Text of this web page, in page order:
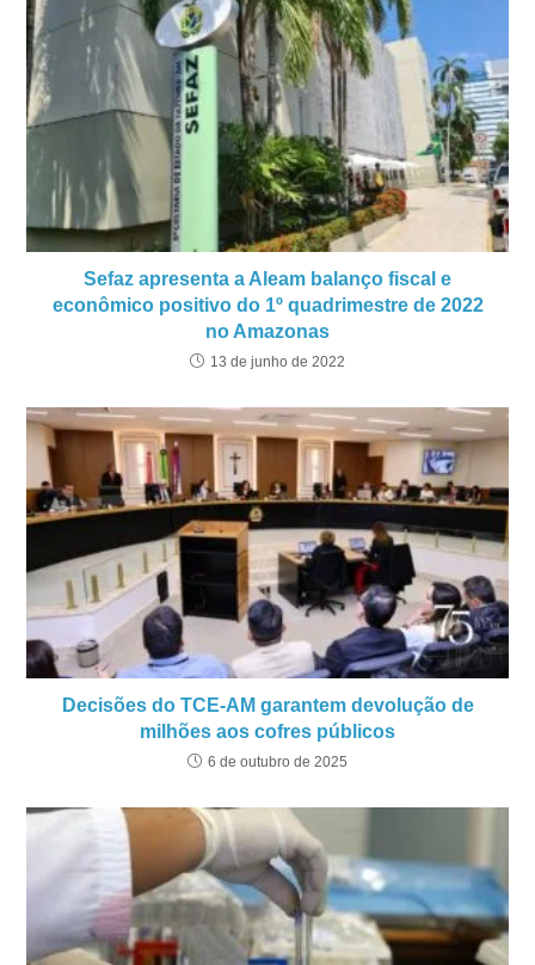
Sefaz apresenta a Aleam balanço fiscal e
econômico positivo do 1º quadrimestre de 2022
no Amazonas
13 de junho de 2022
Decisões do TCE-AM garantem devolução de
milhões aos cofres públicos
6 de outubro de 2025